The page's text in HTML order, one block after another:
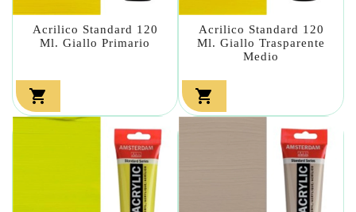
Acrilico Standard 120
Ml. Giallo Primario

Acrilico Standard 120
Ml. Giallo Trasparente
Medio
